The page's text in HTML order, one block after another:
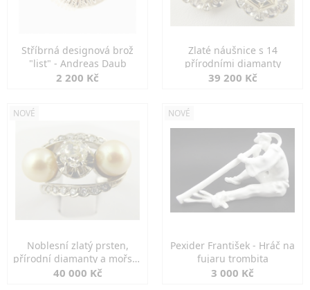
Stříbrná designová brož
"list" - Andreas Daub
2 200 Kč
Zlaté náušnice s 14
přírodními diamanty
39 200 Kč
NOVÉ
Noblesní zlatý prsten,
přírodní diamanty a mořské
perly
40 000 Kč
NOVÉ
Pexider František - Hráč na
fujaru trombita
3 000 Kč